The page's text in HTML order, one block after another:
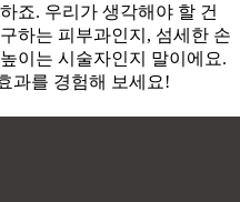
죠. 우리가 생각해야 할 건
하는 피부과인지, 섬세한 손
이는 시술자인지 말이에요.
과를 경험해 보세요!